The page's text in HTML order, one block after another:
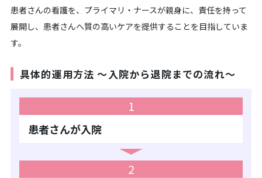
患者さんの看護を、プライマリ・ナースが親身に、責任を持って
展開し、患者さんへ質の高いケアを提供することを目指していま
す。
具体的運用方法 〜入院から退院までの流れ〜
1
患者さんが入院
2